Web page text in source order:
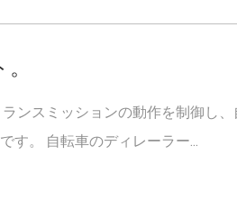
ンスミッションの動作を制御し
。 自転車のディレーラー...